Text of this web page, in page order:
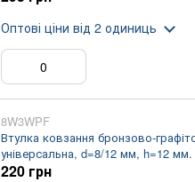
Оптові ціни від 2 одиниць
8W3WPF
Втулка ковзання бронзово-
універсальна, d=8/12 мм, h=12 мм.
220 грн